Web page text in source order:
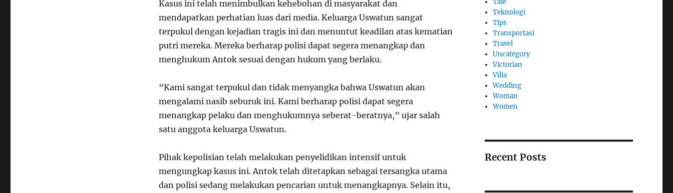
Kasus ini telah menimbulkan kehebohan di masyarakat dan
mendapatkan perhatian luas dari media. Keluarga Uswatun sangat
terpukul dengan kejadian tragis ini dan menuntut keadilan atas kematian
putri mereka. Mereka berharap polisi dapat segera menangkap dan
menghukum Antok sesuai dengan hukum yang berlaku.
“Kami sangat terpukul dan tidak menyangka bahwa Uswatun akan
mengalami nasib seburuk ini. Kami berharap polisi dapat segera
menangkap pelaku dan menghukumnya seberat-beratnya,” ujar salah
satu anggota keluarga Uswatun.
Pihak kepolisian telah melakukan penyelidikan intensif untuk
mengungkap kasus ini. Antok telah ditetapkan sebagai tersangka utama
dan polisi sedang melakukan pencarian untuk menangkapnya. Selain itu,
Tale
Teknologi
Tips
Transportasi
Travel
Uncategory
Victorian
Villa
Wedding
Woman
Women
Recent Posts